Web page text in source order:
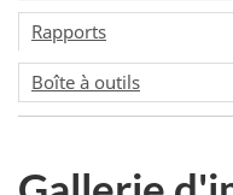
Rapports
Boîte à outils